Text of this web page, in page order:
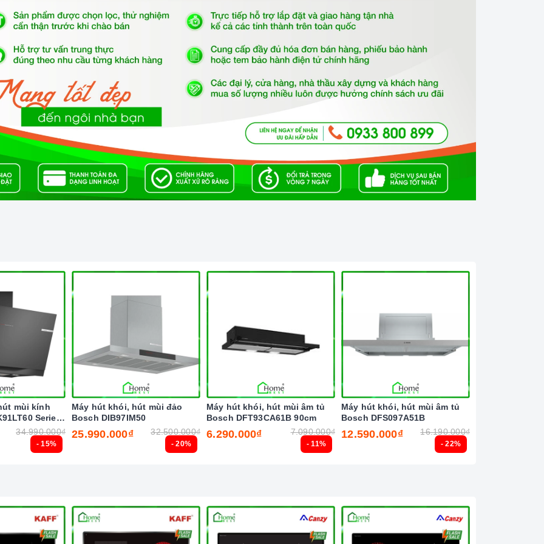
chịu lực, chịu nhiệt
năng.
gia nhiệt.
- 15%
mùi kính
Series
34.990.000₫
- 20%
Máy hút khói, hút mùi đảo
Bosch DIB97IM50
25.990.000₫ 32.500.000₫
- 11%
Máy hút khói, hút mùi âm tủ
Bosch DFT93CA61B 90cm
6.290.000₫ 7.090.000₫
- 22%
Máy hút khói, hút mùi âm tủ
Bosch DFS097A51B
12.590.000₫ 16.190.000₫